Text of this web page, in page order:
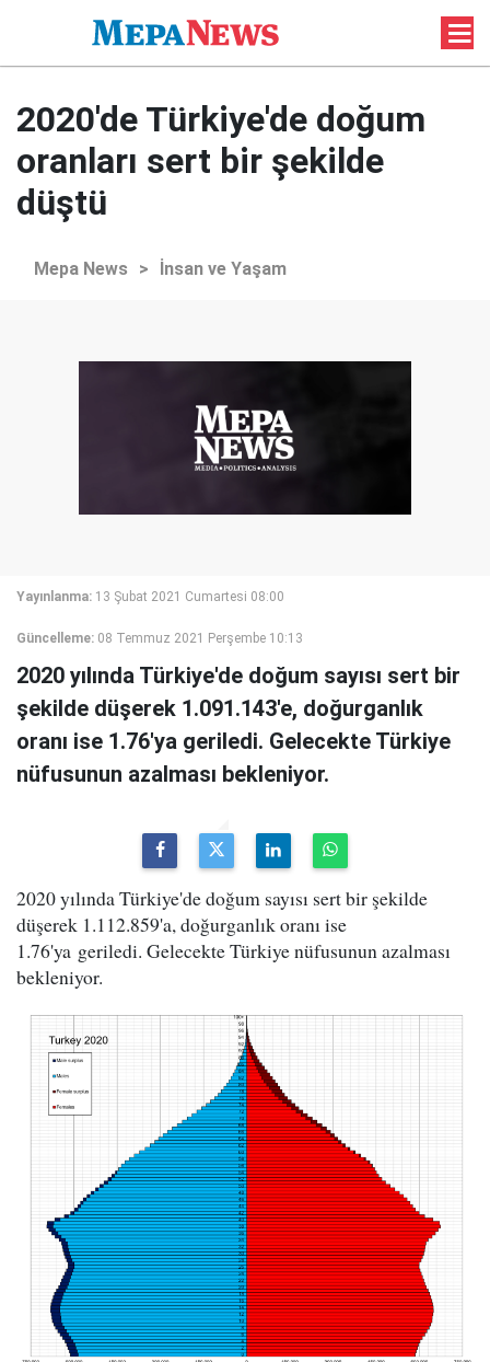
2020'de Türkiye'de doğum
oranları sert bir şekilde
düştü
Mepa News > İnsan ve Yaşam
Yayınlanma: 13 Şubat 2021 Cumartesi 08:00
Güncelleme: 08 Temmuz 2021 Perşembe 10:13
2020 yılında Türkiye'de doğum sayısı sert bir
şekilde düşerek 1.091.143'e, doğurganlık
oranı ise 1.76'ya geriledi. Gelecekte Türkiye
nüfusunun azalması bekleniyor.
2020 yılında Türkiye'de doğum sayısı sert bir şekilde
düşerek 1.112.859'a, doğurganlık oranı ise
1.76'ya geriledi. Gelecekte Türkiye nüfusunun azalması
bekleniyor.